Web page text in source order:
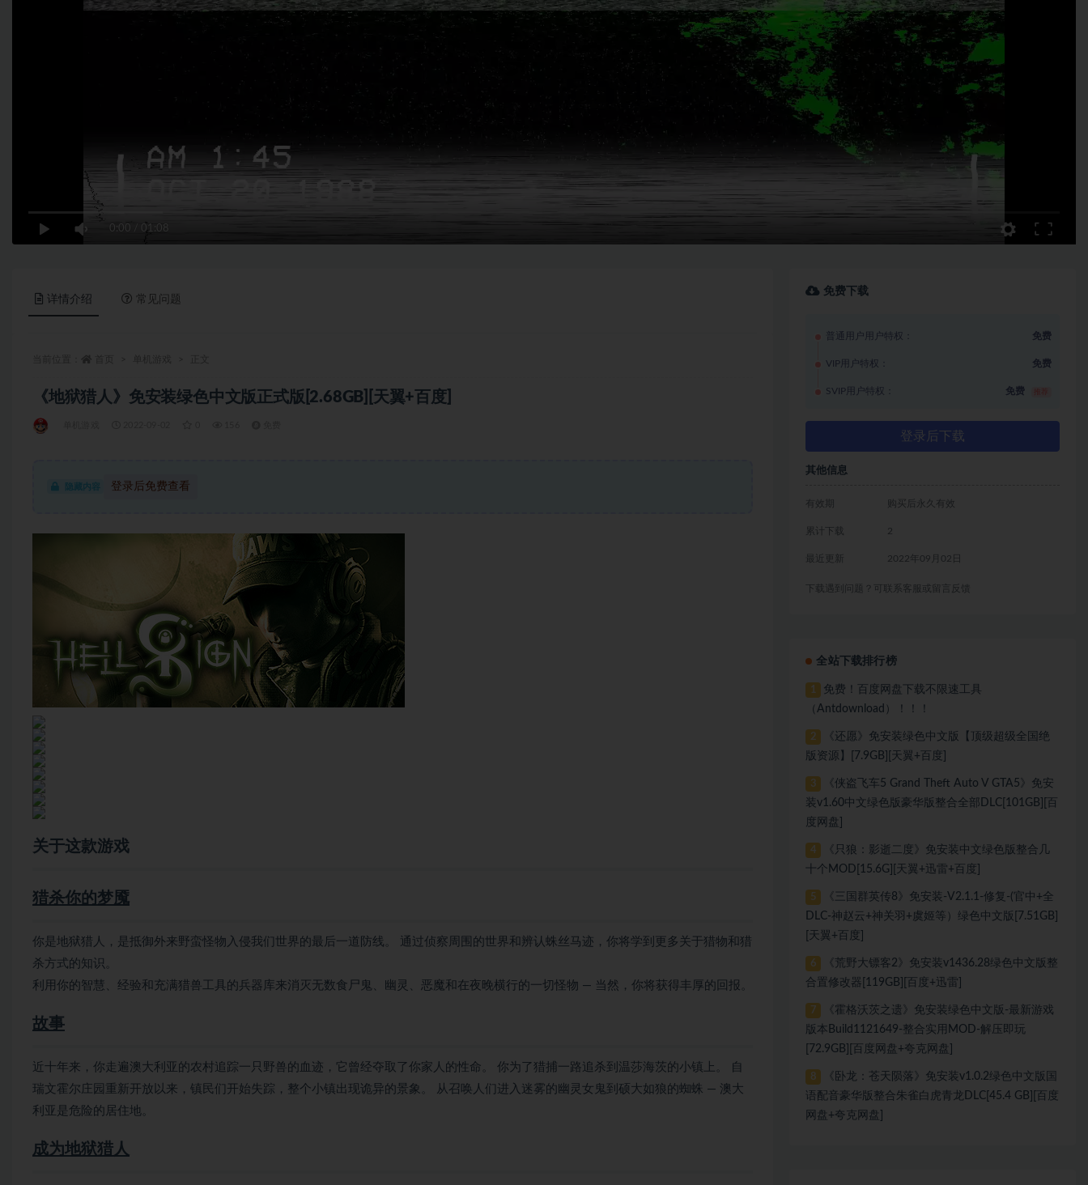
0:00 01:08
详情介绍 常见问题
《地狱猎人》免安装绿色中文版正式版[2.68GB][天翼+百度]
隐藏内容 登录后免费查看
关于这款游戏
猎杀你的梦魇
你是地狱猎人，是抵御外来野蛮怪物入侵我们世界的最后一道防线。 通过侦察周围的世界和辨认蛛丝马迹，你将学到更多关于猎物和猎
杀方式的知识。
利用你的智慧、经验和充满猎兽工具的兵器库来消灭无数食尸鬼、幽灵、恶魔和在夜晚横行的一切怪物 — 当然，你将获得丰厚的回报。
故事
近十年来，你走遍澳大利亚的农村追踪一只野兽的血迹，它曾经夺取了你家人的性命。 你为了猎捕一路追杀到温莎海茨的小镇上。 自
瑞文霍尔庄园重新开放以来，镇民们开始失踪，整个小镇出现诡异的景象。 从召唤人们进入迷雾的幽灵女鬼到硕大如狼的蜘蛛 — 澳大
利亚是危险的居住地。
成为地狱猎人
免费下载
普通用户用户特权： 免费
VIP用户特权： 免费
SVIP用户特权： 免费
登录后下载
其他信息
有效期 购买后永久有效
累计下载 2
最近更新 2022年09月02日
下载遇到问题？可联系客服或留言反馈
全站下载排行榜
1
免费！百度网盘下载不限速工具
（Antdownload）！！！
2
《还愿》免安装绿色中文版【顶级超级全国绝
版资源】[7.9GB][天翼+百度]
3
《侠盗飞车5 Grand Theft Auto V GTA5》免安
装v1.60中文绿色版豪华版整合全部DLC[101GB][百
度网盘]
4
《只狼：影逝二度》免安装中文绿色版整合几
十个MOD[15.6G][天翼+迅雷+百度]
5
《三国群英传8》免安装-V2.1.1-修复-(官中+全
DLC-神赵云+神关羽+虞姬等）绿色中文版[7.51GB]
[天翼+百度]
6
《荒野大镖客2》免安装v1436.28绿色中文版整
合置修改器[119GB][百度+迅雷]
7
《霍格沃茨之遗》免安装绿色中文版-最新游戏
版本Build1121649-整合实用MOD-解压即玩
[72.9GB][百度网盘+夸克网盘]
8
《卧龙：苍天陨落》免安装v1.0.2绿色中文版国
语配音豪华版整合朱雀白虎青龙DLC[45.4 GB][百度
网盘+夸克网盘]